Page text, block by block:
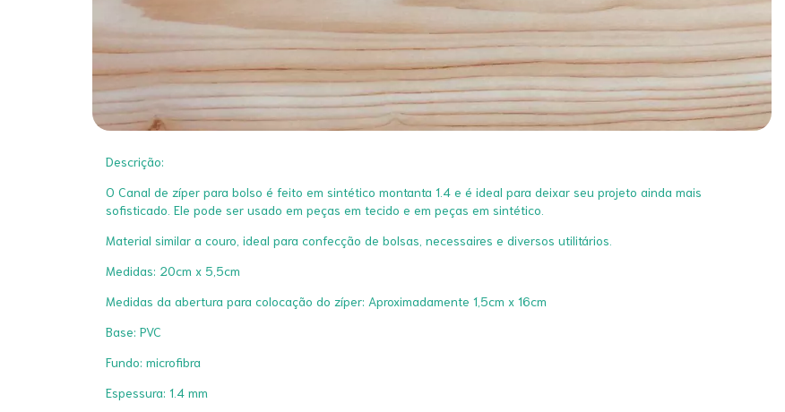
Descrição:
O Canal de zíper para bolso é feito em sintético montanta 1.4 e é ideal para deixar seu projeto ainda mais
sofisticado. Ele pode ser usado em peças em tecido e em peças em sintético.
Material similar a couro, ideal para confecção de bolsas, necessaires e diversos utilitários.
Medidas: 20cm x 5,5cm
Medidas da abertura para colocação do zíper: Aproximadamente 1,5cm x 16cm
Base: PVC
Fundo: microfibra
Espessura: 1.4 mm